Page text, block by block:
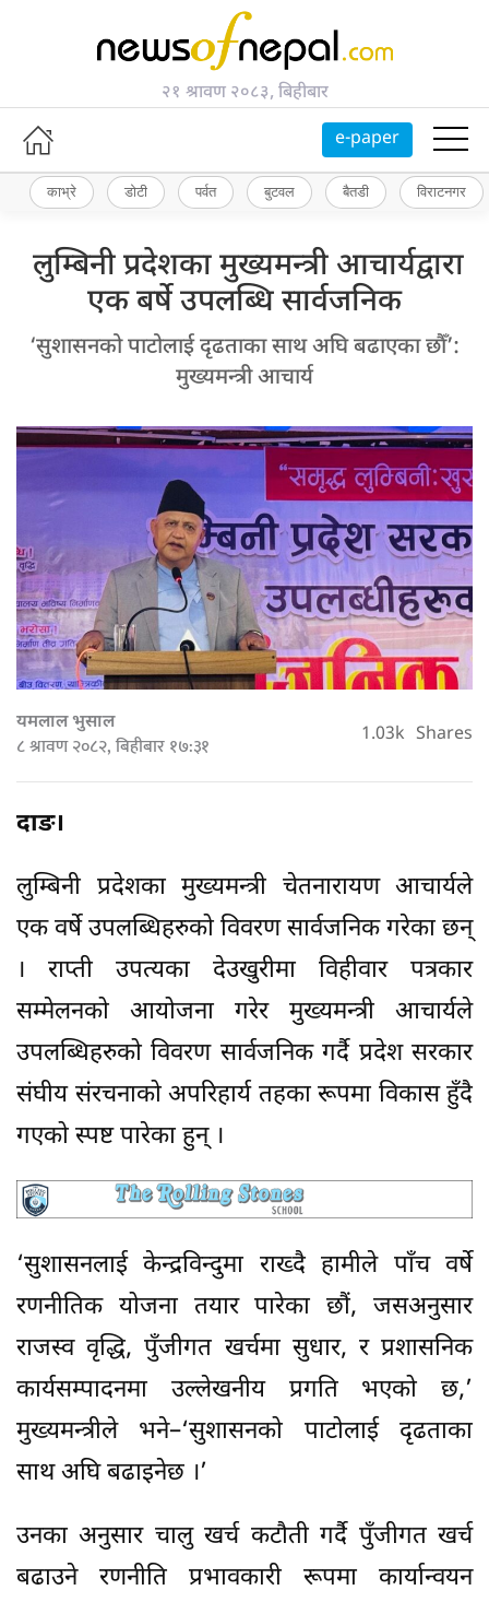
२१ श्रावण २०८३, बिहीबार
e-paper
काभ्रे डोटी पर्वत बुटवल बैतडी विराटनगर
लुम्बिनी प्रदेशका मुख्यमन्त्री आचार्यद्वारा
एक बर्षे उपलब्धि सार्वजनिक
‘सुशासनको पाटोलाई दृढताका साथ अघि बढाएका छौँ’:
मुख्यमन्त्री आचार्य
यमलाल भुसाल
८ श्रावण २०८२, बिहीबार १७:३१ 1.03k Shares
दाङ।
लुम्बिनी प्रदेशका मुख्यमन्त्री चेतनारायण आचार्यले
एक वर्षे उपलब्धिहरुको विवरण सार्वजनिक गरेका छन्
। राप्ती उपत्यका देउखुरीमा विहीवार पत्रकार
सम्मेलनको आयोजना गरेर मुख्यमन्त्री आचार्यले
उपलब्धिहरुको विवरण सार्वजनिक गर्दै प्रदेश सरकार
संघीय संरचनाको अपरिहार्य तहका रूपमा विकास हुँदै
गएको स्पष्ट पारेका हुन् ।
‘सुशासनलाई केन्द्रविन्दुमा राख्दै हामीले पाँच वर्षे
रणनीतिक योजना तयार पारेका छौं, जसअनुसार
राजस्व वृद्धि, पुँजीगत खर्चमा सुधार, र प्रशासनिक
कार्यसम्पादनमा उल्लेखनीय प्रगति भएको छ,’
मुख्यमन्त्रीले भने–‘सुशासनको पाटोलाई दृढताका
साथ अघि बढाइनेछ ।’
उनका अनुसार चालु खर्च कटौती गर्दै पुँजीगत खर्च
बढाउने रणनीति प्रभावकारी रूपमा कार्यान्वयन